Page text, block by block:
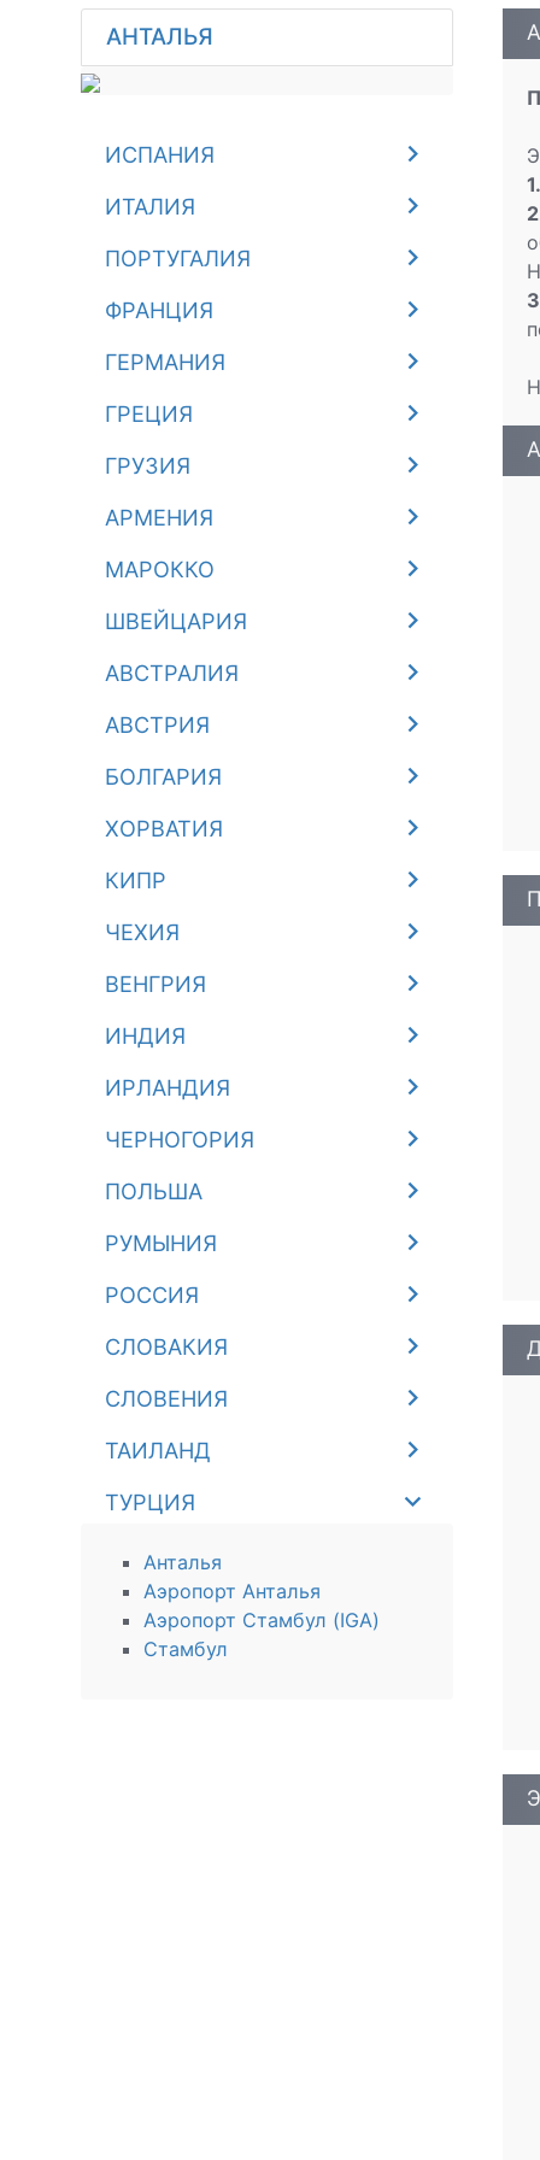
АНТАЛЬЯ
ИСПАНИЯ
ИТАЛИЯ
ПОРТУГАЛИЯ
ФРАНЦИЯ
ГЕРМАНИЯ
ГРЕЦИЯ
ГРУЗИЯ
АРМЕНИЯ
МАРОККО
ШВЕЙЦАРИЯ
АВСТРАЛИЯ
АВСТРИЯ
БОЛГАРИЯ
ХОРВАТИЯ
КИПР
ЧЕХИЯ
ВЕНГРИЯ
ИНДИЯ
ИРЛАНДИЯ
ЧЕРНОГОРИЯ
ПОЛЬША
РУМЫНИЯ
РОССИЯ
СЛОВАКИЯ
СЛОВЕНИЯ
ТАИЛАНД
ТУРЦИЯ
Анталья
Аэропорт Анталья
Аэропорт Стамбул (IGA)
Стамбул
1.